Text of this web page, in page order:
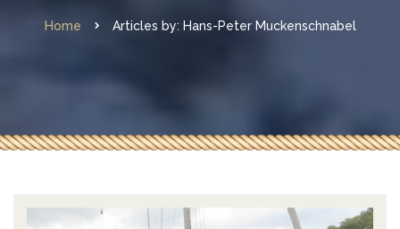
Home Articles by: Hans-Peter Muckenschnabel